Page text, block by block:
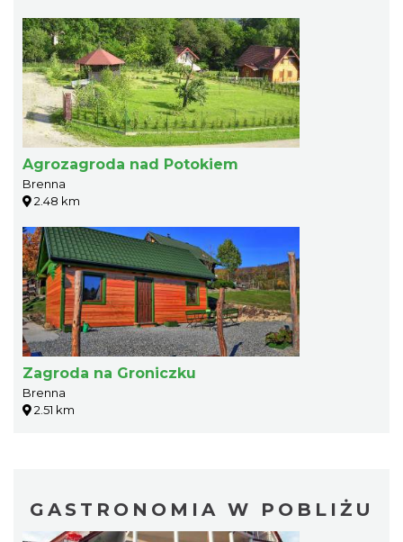
Agrozagroda nad Potokiem
Brenna
2.48 km
Zagroda na Groniczku
Brenna
2.51 km
GASTRONOMIA W POBLIŻU